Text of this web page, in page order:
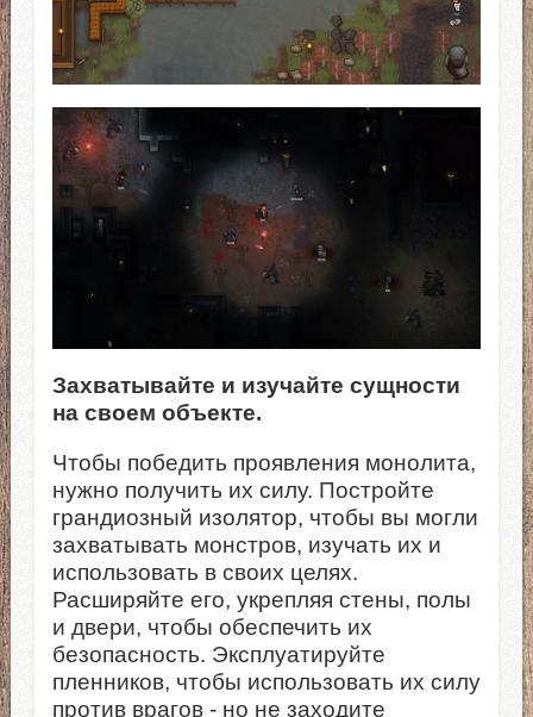
Захватывайте и изучайте сущности
на своем объекте.
Чтобы победить проявления монолита,
нужно получить их силу. Постройте
грандиозный изолятор, чтобы вы могли
захватывать монстров, изучать их и
использовать в своих целях.
Расширяйте его, укрепляя стены, полы
и двери, чтобы обеспечить их
безопасность. Эксплуатируйте
пленников, чтобы использовать их силу
против врагов - но не заходите